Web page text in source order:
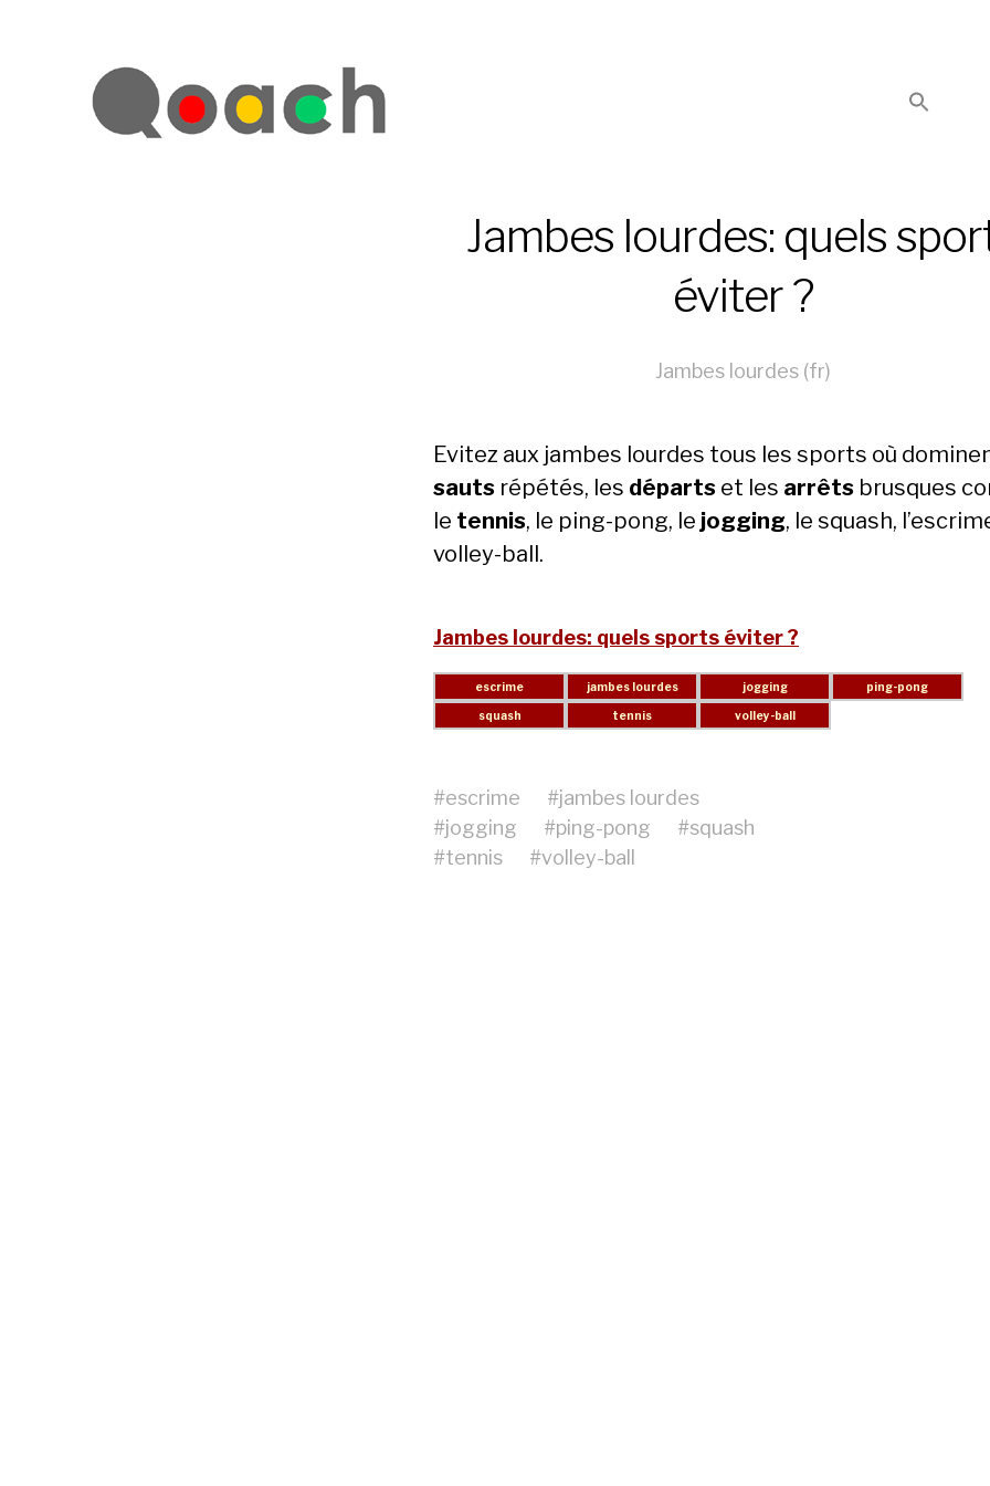
Jambes lourdes: quels
éviter ?
Jambes lourdes (fr)
Evitez aux jambes lourdes tous les sports où
sauts répétés, les départs et les arrêts brusques
le tennis, le ping-pong, le jogging, le squash,
volley-ball.
Jambes lourdes: quels sports éviter ?
#escrime #jambes lourdes
#jogging #ping-pong #squash
#tennis #volley-ball